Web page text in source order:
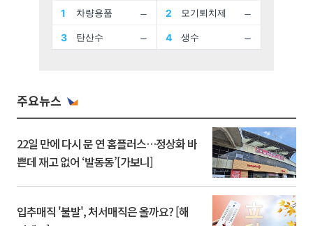
주요뉴스
22일 만에 다시 문 연 홈플러스…정상화 바
쁜데 재고 없어 ‘발동동’[가보니]
입추매직 '불발', 처서매직은 올까요? [해